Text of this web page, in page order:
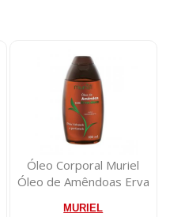
Óleo Corporal Muriel
Óleo de Amêndoas Erva
MURIEL